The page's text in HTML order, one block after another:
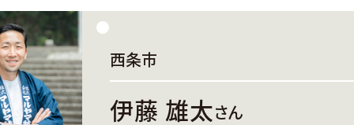
西条市
伊藤 雄太さん